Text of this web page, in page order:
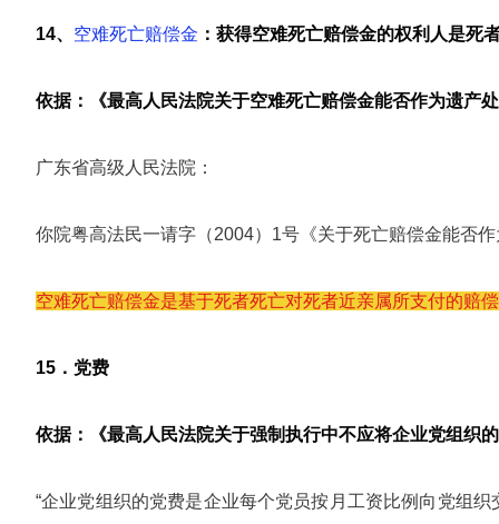
14、 空难死亡赔偿金 ：获得空难死亡赔偿金的权利人是死
依据：《最高人民法院关于空难死亡赔偿金能否作为遗产
广东省高级人民法院：
你院粤高法民一请字（2004）1号《关于死亡赔偿金能否
空难死亡赔偿金是基于死者死亡对死者近亲属所支付的赔
15．党费
依据：《最高人民法院关于强制执行中不应将企业党组织
“企业党组织的党费是企业每个党员按月工资比例向党组